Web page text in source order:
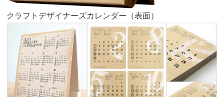
クラフトデザイナーズカレンダー（表面）